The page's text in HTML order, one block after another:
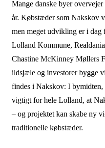
Mange danske byer overvejer
år. Købstæder som Nakskov
men meget udvikling er i dag
Lolland Kommune,
Chastine McKinney Møllers
ildsjæle og investorer bygge
findes i Nakskov: I bymidten,
vigtigt for hele Lolland, at
– og projektet kan skabe ny
traditionelle købstæder.